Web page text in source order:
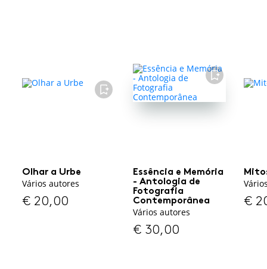
FAVORITO
Olhar a Urbe
Vários autores
€ 20,00
FAVORITO
Essência e Memória
- Antologia de
Fotografia
Contemporânea
Vários autores
€ 30,00
€